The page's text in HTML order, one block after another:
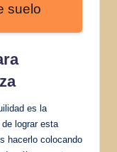
suelo
es la
lograr esta
hacerlo colocando